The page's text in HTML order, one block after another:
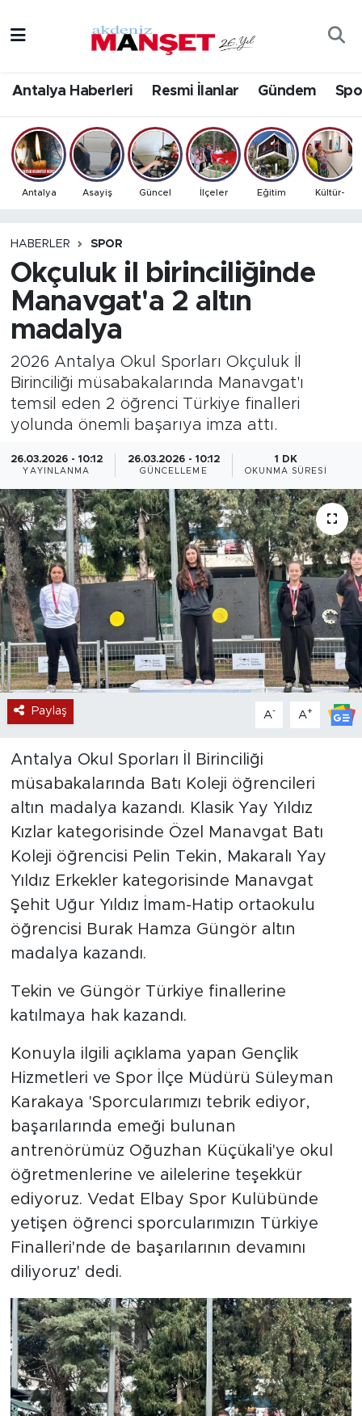
Antalya Haberleri Resmi İlanlar Gündem
Antalya Asayiş Güncel İlçeler Eğitim Kültür-
HABERLER SPOR
Okçuluk il birinciliğinde
Manavgat'a 2 altın
madalya
2026 Antalya Okul Sporları Okçuluk İl
Birinciliği müsabakalarında Manavgat'ı
temsil eden 2 öğrenci Türkiye finalleri
yolunda önemli başarıya imza attı.
26.03.2026 - 10:12
YAYINLANMA
26.03.2026 - 10:12
GÜNCELLEME
1 DK
OKUNMA SÜRESI
Paylaş A- A+
Antalya Okul Sporları İl Birinciliği
müsabakalarında Batı Koleji öğrencileri
altın madalya kazandı. Klasik Yay Yıldız
Kızlar kategorisinde Özel Manavgat Batı
Koleji öğrencisi Pelin Tekin, Makaralı Yay
Yıldız Erkekler kategorisinde Manavgat
Şehit Uğur Yıldız İmam-Hatip ortaokulu
öğrencisi Burak Hamza Güngör altın
madalya kazandı.
Tekin ve Güngör Türkiye finallerine
katılmaya hak kazandı.
Konuyla ilgili açıklama yapan Gençlik
Hizmetleri ve Spor İlçe Müdürü Süleyman
Karakaya 'Sporcularımızı tebrik ediyor,
başarılarında emeği bulunan
antrenörümüz Oğuzhan Küçükali'ye okul
öğretmenlerine ve ailelerine teşekkür
ediyoruz. Vedat Elbay Spor Kulübünde
yetişen öğrenci sporcularımızın Türkiye
Finalleri'nde de başarılarının devamını
diliyoruz' dedi.
Bilim & Teknoloji
Eğitim
Ekonomi
Gündem
İlçeler
Magazin
Özel Haber
Politika
Resmi İlanlar
Sağlık
Spor
Turizm
Antalya Hava Durumu
Antalya Namaz Vakitleri
Antalya Trafik Yoğunluk Haritası
Tüm Manşetler
Son Dakika Haberleri